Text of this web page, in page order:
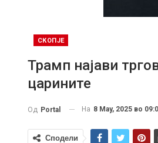
СКОПЈЕ
Трамп најави
царините
Од Portal На 8 May, 2025 во
Сподели